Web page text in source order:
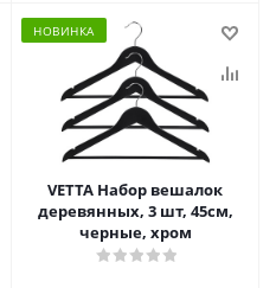
НОВИНКА
VETTA Набор вешалок
деревянных, 3 шт, 45см,
черные, хром